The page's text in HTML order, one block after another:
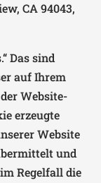
CA 94043,
Das sind
auf Ihrem
Website-
erzeugte
Website
und
Regelfall die